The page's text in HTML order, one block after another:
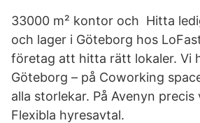
33000 m² kontor och Hitta
och lager i Göteborg hos
företag att hitta rätt lokaler. Vi
Göteborg – på Coworking
alla storlekar. På Avenyn precis
Flexibla hyresavtal.